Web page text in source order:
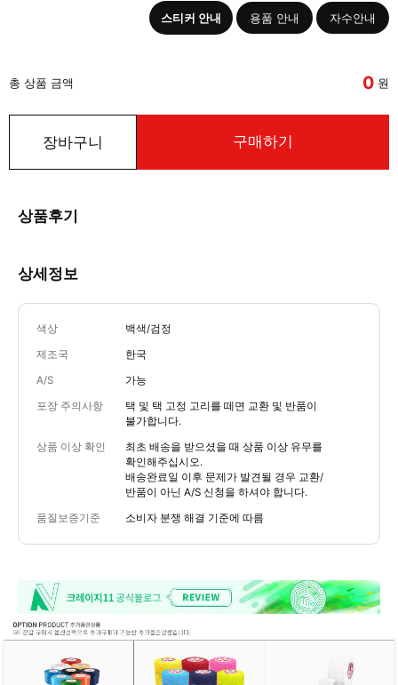
스티커 안내 용품 안내 자수안내
총 상품 금액 0 원
장바구니 구매하기
상품후기
상세정보
색상 백색/검정
제조국 한국
A/S 가능
포장 주의사항
택 및 택 고정 고리를 떼면 교환 및 반품이
불가합니다.
상품 이상 확인
최초 배송을 받으셨을 때 상품 이상 유무를
확인해주십시오.
배송완료일 이후 문제가 발견될 경우 교환/
반품이 아닌 A/S 신청을 하셔야 합니다.
품질보증기준 소비자 분쟁 해결 기준에 따름